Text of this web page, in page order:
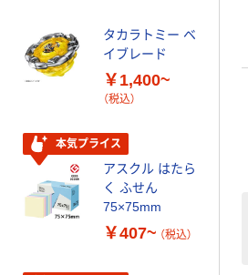
タカラトミー ベ
イブレード
￥1,400~
（税込）
本気プライス
アスクル はたら
く ふせん
75×75mm
￥407~ （税込）